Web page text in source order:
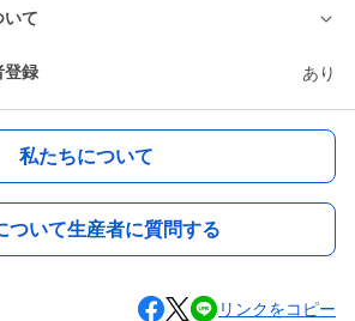
いて
登録 あり
私たちについて
ついて生産者に質問する
リンクをコピー